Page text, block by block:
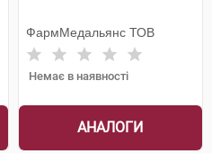
ФармМедальянс ТОВ
Немає в наявності
АНАЛОГИ